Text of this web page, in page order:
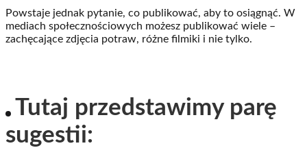
Powstaje jednak pytanie, co publikować, aby to osiągnąć. W
mediach społecznościowych możesz publikować wiele –
zachęcające zdjęcia potraw, różne filmiki i nie tylko.
Tutaj przedstawimy parę
sugestii: